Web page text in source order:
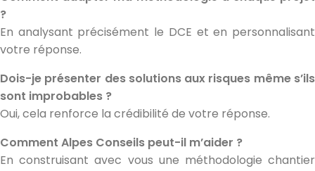
?
En analysant précisément le DCE et en personnalisant
votre réponse.
Dois-je présenter des solutions aux risques même s’ils
sont improbables ?
Oui, cela renforce la crédibilité de votre réponse.
Comment Alpes Conseils peut-il m’aider ?
En construisant avec vous une méthodologie chantier